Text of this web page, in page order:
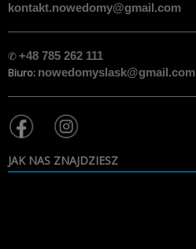
kontakt.nowedomy@gmail.com
✆+48 785 262 111
Biuro: nowedomyslask@gmail.com
JAK NAS ZNAJDZIESZ